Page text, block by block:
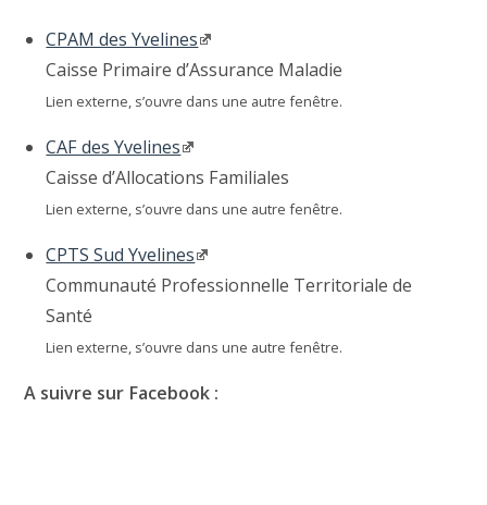
CPAM des Yvelines
Caisse Primaire d’Assurance Maladie
Lien externe, s’ouvre dans une autre fenêtre.
CAF des Yvelines
Caisse d’Allocations Familiales
Lien externe, s’ouvre dans une autre fenêtre.
CPTS Sud Yvelines
Communauté Professionnelle Territoriale de
Santé
Lien externe, s’ouvre dans une autre fenêtre.
A suivre sur Facebook :